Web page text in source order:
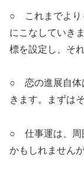
○ これまでより
にこなしていき
標を設定し、そ
○ 恋の進展自体
きます。まずは
○ 仕事運は、周
かもしれません